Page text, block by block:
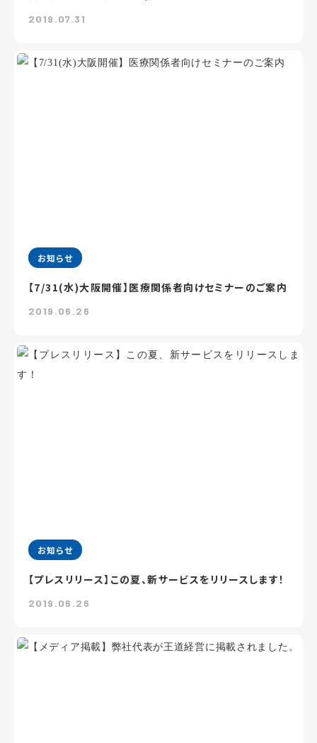
2019.07.31
お知らせ
【7/31(水)大阪開催】医療関係者向けセミナーのご案内
2019.06.26
お知らせ
【プレスリリース】この夏、新サービスをリリースします！
2019.06.26